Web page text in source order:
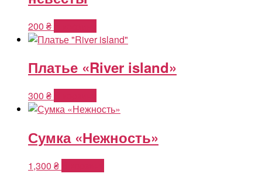
200 ₴
Платье «River island»
300 ₴
Сумка «Нежность»
1,300 ₴